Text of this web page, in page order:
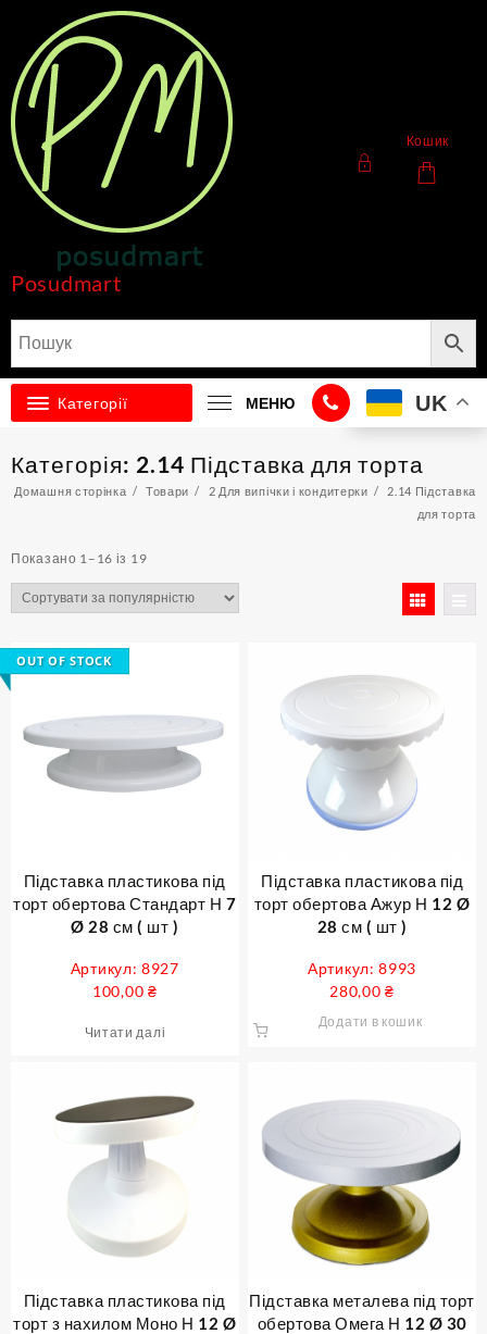
вмісту
Posudmart
Кошик
UK
Категорії МЕНЮ
Категорія: 2.14 Підставка для торта
Домашня сторінка Товари 2 Для випічки і кондитерки
2.14 Підставка
для торта
Показано 1–16 із 19Sorted
by
popularity
OUT OF STOCK
Підставка пластикова під
торт обертова Стандарт Н 7
Ø 28 см ( шт )
Артикул: 8927
100,00 ₴
Читати далі
Підставка пластикова під
торт обертова Ажур Н 12 Ø
28 см ( шт )
Артикул: 8993
280,00₴
Додати в кошик
Підставка пластикова під
торт з нахилом Моно Н 12 Ø
Підставка металева під торт
обертова Омега Н 12 Ø 30